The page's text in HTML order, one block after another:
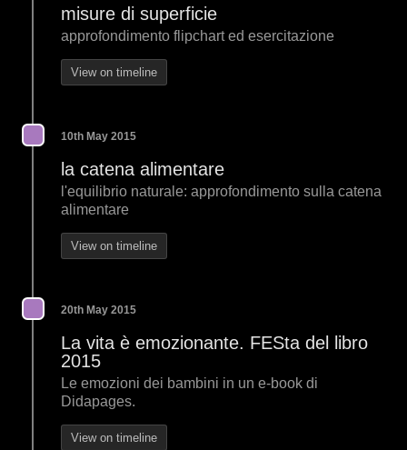
misure di superficie
approfondimento flipchart ed esercitazione
View on timeline
10th May 2015
la catena alimentare
l'equilibrio naturale: approfondimento sulla catena
alimentare
View on timeline
20th May 2015
La vita è emozionante. FESta del libro
2015
Le emozioni dei bambini in un e-book di
Didapages.
View on timeline